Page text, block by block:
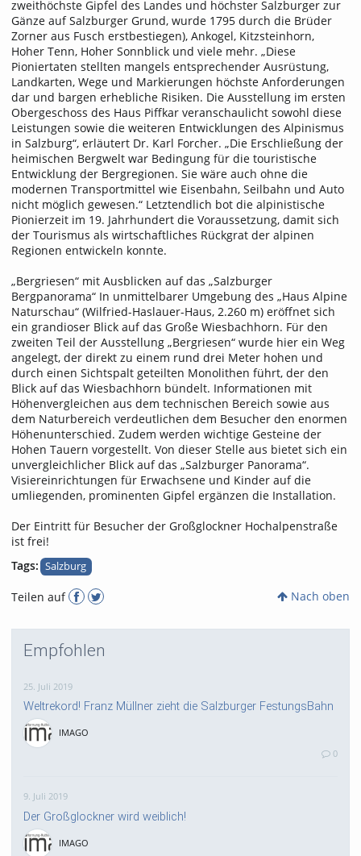
zweithöchste Gipfel des Landes und höchster Salzburger zur
Gänze auf Salzburger Grund, wurde 1795 durch die Brüder
Zorner aus Fusch erstbestiegen), Ankogel, Kitzsteinhorn,
Hoher Tenn, Hoher Sonnblick und viele mehr. „Diese
Pioniertaten stellten mangels entsprechender Ausrüstung,
Landkarten, Wege und Markierungen höchste Anforderungen
dar und bargen erhebliche Risiken. Die Ausstellung im ersten
Obergeschoss des Haus Piffkar veranschaulicht sowohl diese
Leistungen sowie die weiteren Entwicklungen des Alpinismus
in Salzburg“, erläutert Dr. Karl Forcher. „Die Erschließung der
heimischen Bergwelt war Bedingung für die touristische
Entwicklung der Bergregionen. Sie wäre auch ohne die
modernen Transportmittel wie Eisenbahn, Seilbahn und Auto
nicht möglich gewesen.“ Letztendlich bot die alpinistische
Pionierzeit im 19. Jahrhundert die Voraussetzung, damit sich
der Tourismus als wirtschaftliches Rückgrat der alpinen
Regionen entwickeln konnte.
„Bergriesen“ mit Ausblicken auf das „Salzburger
Bergpanorama“ In unmittelbarer Umgebung des „Haus Alpine
Naturschau“ (Wilfried-Haslauer-Haus, 2.260 m) eröffnet sich
ein grandioser Blick auf das Große Wiesbachhorn. Für den
zweiten Teil der Ausstellung „Bergriesen“ wurde hier ein Weg
angelegt, der direkt zu einem rund drei Meter hohen und
durch einen Sichtspalt geteilten Monolithen führt, der den
Blick auf das Wiesbachhorn bündelt. Informationen mit
Höhenvergleichen aus dem technischen Bereich sowie aus
dem Naturbereich verdeutlichen dem Besucher den enormen
Höhenunterschied. Zudem werden wichtige Gesteine der
Hohen Tauern vorgestellt. Von dieser Stelle aus bietet sich ein
unvergleichlicher Blick auf das „Salzburger Panorama“.
Visiereinrichtungen für Erwachsene und Kinder auf die
umliegenden, prominenten Gipfel ergänzen die Installation.
Der Eintritt für Besucher der Großglockner Hochalpenstraße
ist frei!
Tags: Salzburg
Teilen auf Nach oben
Empfohlen
25. Juli 2019
Weltrekord! Franz Müllner zieht die Salzburger FestungsBahn
IMAGO
0
9. Juli 2019
Der Großglockner wird weiblich!
IMAGO